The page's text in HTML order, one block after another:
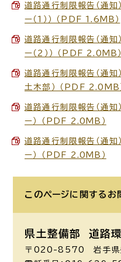
道路通行制限報告（通知
ー（1）） （PDF 1.6MB）
道路通行制限報告（通知
ー（2）） （PDF 2.0MB）
道路通行制限報告（通知
土木部） （PDF 2.0MB
道路通行制限報告（通知
ー） （PDF 2.0MB）
道路通行制限報告（通知
ー） （PDF 2.0MB）
このページに関する お
県土整備部 道路
〒020-8570 岩手県